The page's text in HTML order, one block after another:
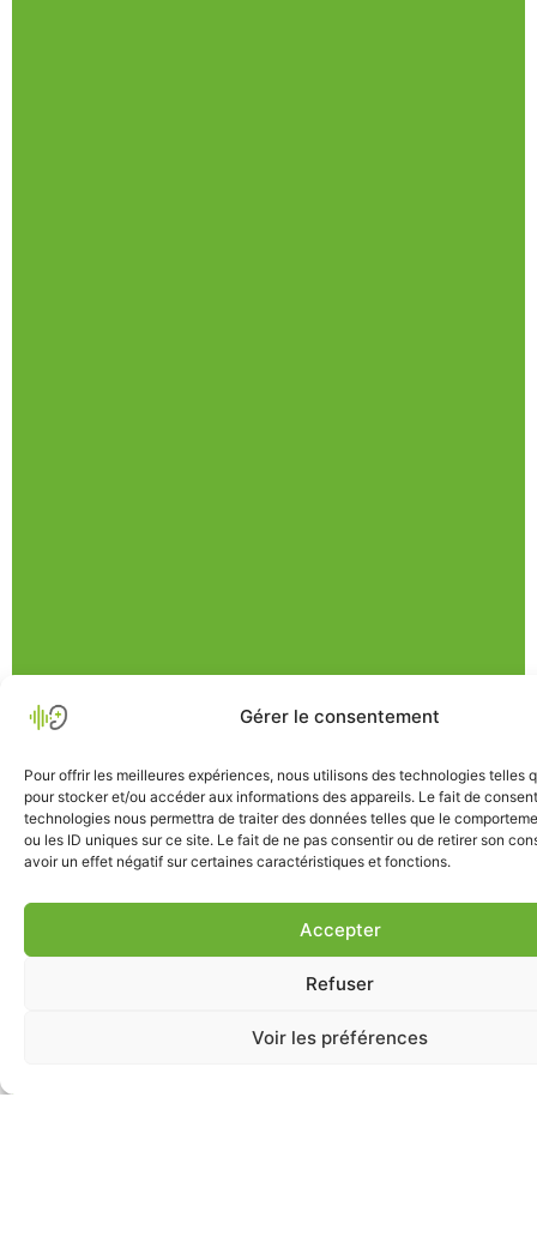
Gérer le consentement
Pour offrir les meilleures expériences, nous utilisons des technologies telles
pour stocker et/ou accéder aux informations des appareils. Le fait de
technologies nous permettra de traiter des données telles que le
ou les ID uniques sur ce site. Le fait de ne pas consentir ou de retirer son
avoir un effet négatif sur certaines caractéristiques et fonctions.
Accepter
Refuser
Voir les préférences